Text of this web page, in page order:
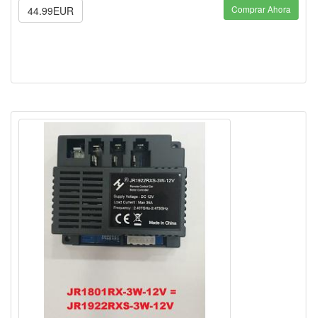
44.99EUR
Comprar Ahora